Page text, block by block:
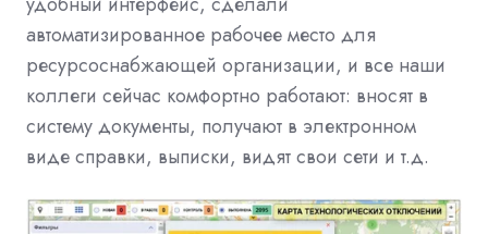
автоматизированное рабочее место для
ресурсоснабжающей организации, и все наши
коллеги сейчас комфортно работают: вносят в
систему документы, получают в электронном
виде справки, выписки, видят свои сети и т.д.